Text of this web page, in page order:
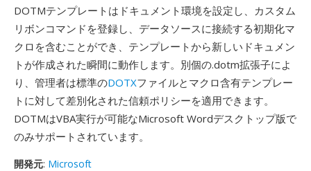
DOTMテンプレートはドキュメント環境を設定し、カスタム
リボンコマンドを登録し、データソースに接続する初期化マ
クロを含むことができ、テンプレートから新しいドキュメン
トが作成された瞬間に動作します。別個の.dotm拡張子によ
り、管理者は標準のDOTXファイルとマクロ含有テンプレー
トに対して差別化された信頼ポリシーを適用できます。
DOTMはVBA実行が可能なMicrosoft Wordデスクトップ版で
のみサポートされています。
開発元: Microsoft